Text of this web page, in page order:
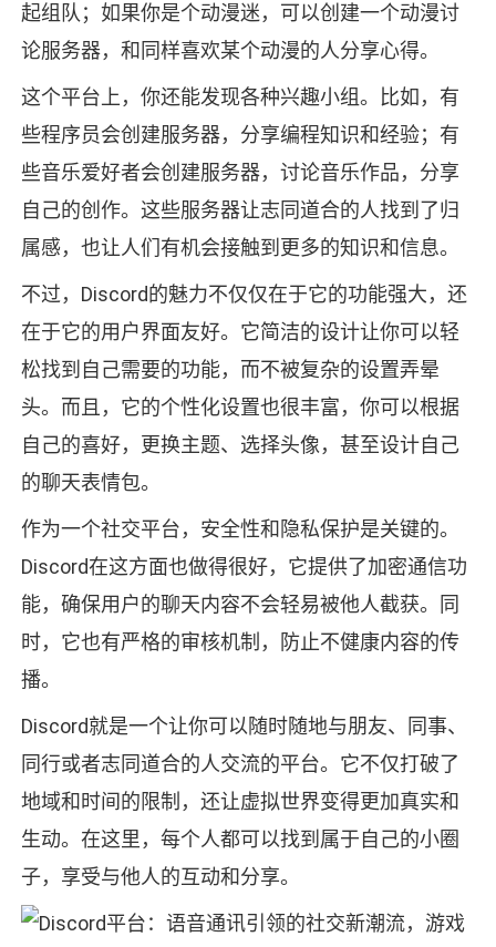
起组队；如果你是个动漫迷，可以创建一个动漫讨
论服务器，和同样喜欢某个动漫的人分享心得。
这个平台上，你还能发现各种兴趣小组。比如，有
些程序员会创建服务器，分享编程知识和经验；有
些音乐爱好者会创建服务器，讨论音乐作品，分享
自己的创作。这些服务器让志同道合的人找到了归
属感，也让人们有机会接触到更多的知识和信息。
不过，Discord的魅力不仅仅在于它的功能强大，还
在于它的用户界面友好。它简洁的设计让你可以轻
松找到自己需要的功能，而不被复杂的设置弄晕
头。而且，它的个性化设置也很丰富，你可以根据
自己的喜好，更换主题、选择头像，甚至设计自己
的聊天表情包。
作为一个社交平台，安全性和隐私保护是关键的。
Discord在这方面也做得很好，它提供了加密通信功
能，确保用户的聊天内容不会轻易被他人截获。同
时，它也有严格的审核机制，防止不健康内容的传
播。
Discord就是一个让你可以随时随地与朋友、同事、
同行或者志同道合的人交流的平台。它不仅打破了
地域和时间的限制，还让虚拟世界变得更加真实和
生动。在这里，每个人都可以找到属于自己的小圈
子，享受与他人的互动和分享。